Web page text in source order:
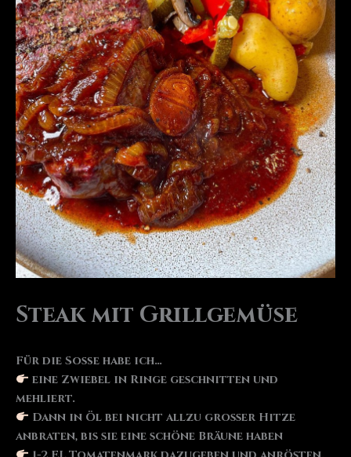
Steak mit Grillgemüse
Für die Soße habe ich…
eine Zwiebel in Ringe geschnitten und
mehliert.
Dann in Öl bei nicht allzu grosser Hitze
anbraten, bis sie eine schöne Bräune haben